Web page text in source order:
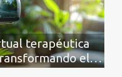
terapéutica
el